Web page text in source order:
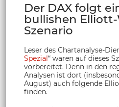
Der DAX folgt
bullishen
Szenario
Leser des Chartanalyse-
Spezial“ waren auf dieses
vorbereitet. Denn in den
Analysen ist dort
August) auch folgende
finden.